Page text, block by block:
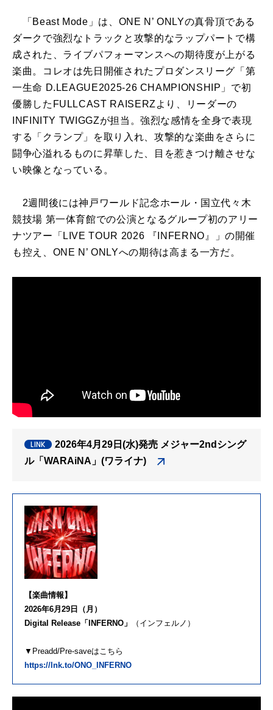
「 Beast Mode 」は、 ONE N’ ONLYの真骨頂である
ダークで強烈なトラックと攻撃的なラップパートで構
成された、ライブパフォーマンスへの期待度が上がる
楽曲。コレオは先日開催されたプロダンスリーグ「第
一生命 D.LEAGUE2025-26 CHAMPIONSHIP 」で初
優勝した FULLCAST RAISERZ より、リーダーの
INFINITY TWIGGZが担当。強烈な感情を全身で表現
する「クランプ」を取り入れ、攻撃的な楽曲をさらに
闘争心溢れるものに昇華した、目を惹きつけ離させな
い映像となっている。
2週間後には神戸ワールド記念ホール・国立代々木
競技場 第一体育館での公演となるグループ初のアリー
ナツアー「 LIVE TOUR 2026 『 INFERNO 』」の開催
も控え、 ONE N’ ONLYへの期待は高まる一方だ。
2026年4月29日(水)発売 メジャー2ndシング
ル「WARAiNA」(ワライナ)
【楽曲情報】
2026年6月29日（月）
Digital Release「INFERNO」
（インフェルノ）
▼Preadd/Pre-saveはこちら
https://lnk.to/ONO_INFERNO